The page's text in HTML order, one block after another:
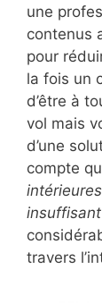
une
contenus
pour
la fois un
d’être à
vol mais
d’une
compte
insuffisant
travers